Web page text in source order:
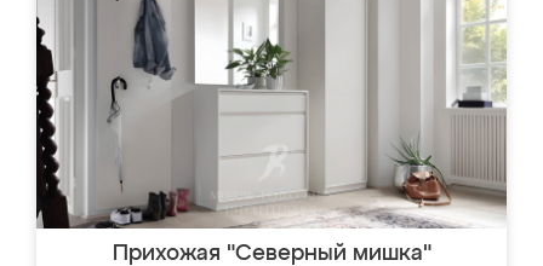
Прихожая "Северный мишка"